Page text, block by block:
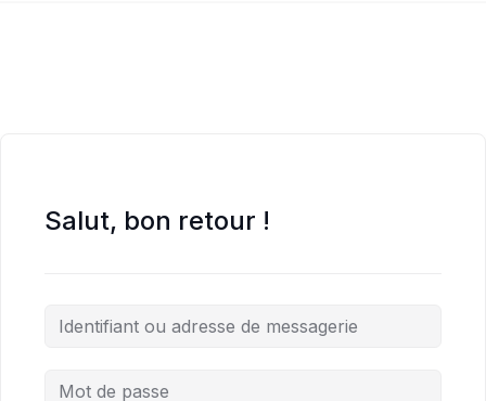
Salut, bon retour !